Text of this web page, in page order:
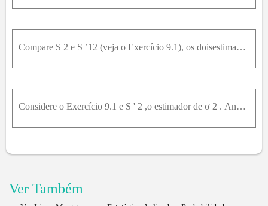
Compare S 2 e S ’12 (veja o Exercício 9.1), os doisestimadores de rr2, para determinar qual é mais eficiente. Assuma que eles são estimadores encontrados usando X ]y X 2 ..., Xn, variáveis aleatórias
Considere o Exercício 9.1 e S ' 2 ,o estimador de σ 2 . Analistas frequentemente usam S ' 2 em vez de dividir ∑ i = 1 n X i - X - 2 por n - 1 , os graus de liberdade na amostra.(a) Qual é o vício de S
Ver Também